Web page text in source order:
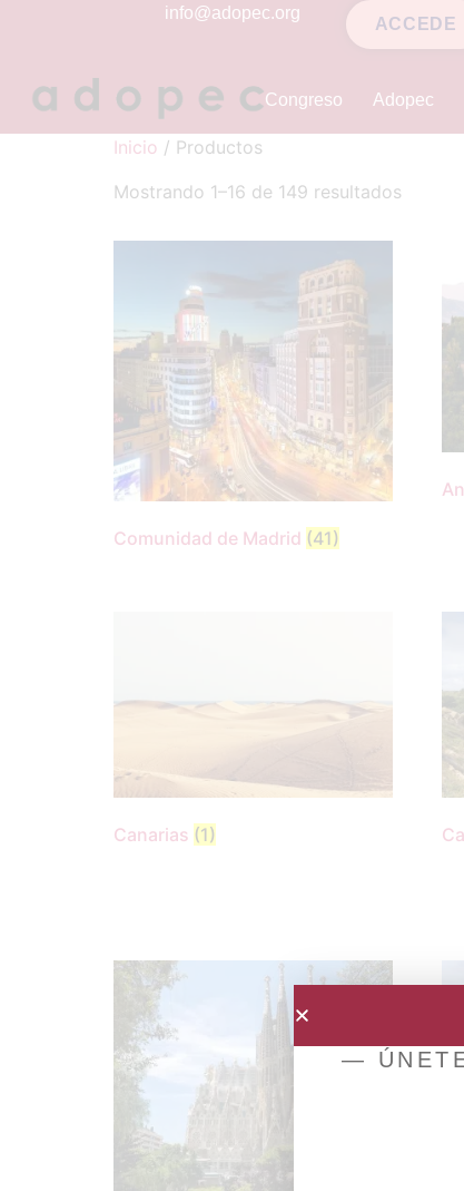
info@adopec.org
ACCEDE
Congreso Adopec
Inicio / Productos
Mostrando 1–16 de 149 resultados
Comunidad de Madrid (41)
Canarias (1)
—